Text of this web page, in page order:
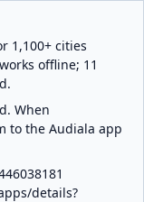
1,100+ cities
offline; 11
When
to the Audiala app
details?